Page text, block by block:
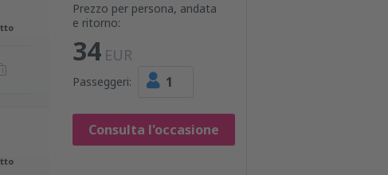
Prezzo per persona, andata
e ritorno:
34 EUR
Passeggeri: 1
Consulta l'occasione